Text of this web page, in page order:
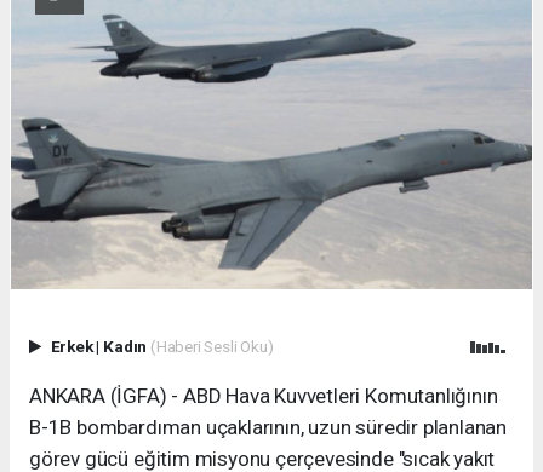
Erkek| Kadın (Haberi Sesli Oku)
ANKARA (İGFA) - ABD Hava Kuvvetleri Komutanlığının
B-1B bombardıman uçaklarının, uzun süredir planlanan
görev gücü eğitim misyonu çerçevesinde "sıcak yakıt